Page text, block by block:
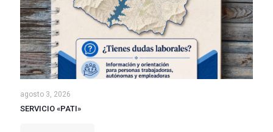
agosto 3, 2026
SERVICIO «PATI»